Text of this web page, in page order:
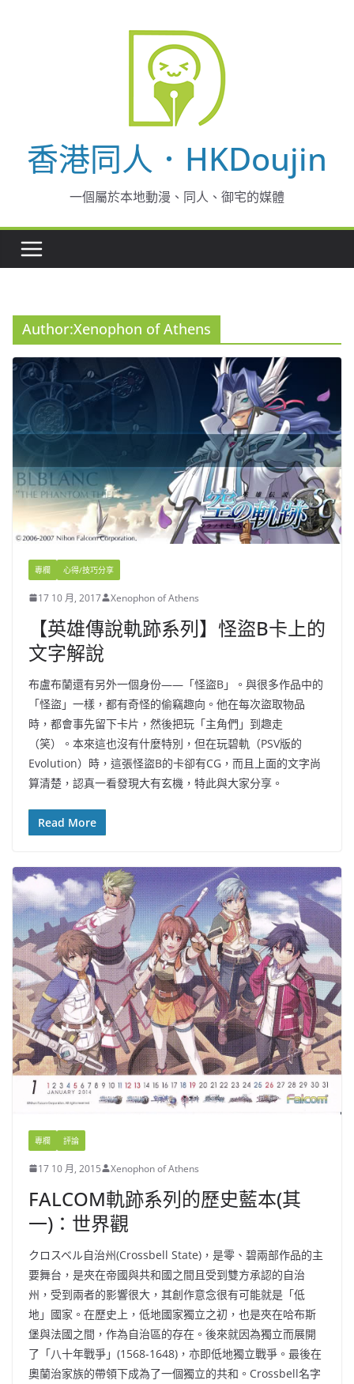
香港同人．HKDoujin
一個屬於本地動漫、同人、御宅的媒體
Author:Xenophon of Athens
專欄 心得/技巧分享
17 10 月, 2017 Xenophon of Athens
【英雄傳說軌跡系列】怪盜B卡上的
文字解說
布盧布蘭還有另外一個身份——「怪盜B」。與很多作品中的
「怪盜」一樣，都有奇怪的偷竊趣向。他在每次盜取物品
時，都會事先留下卡片，然後把玩「主角們」到趣走
（笑）。本來這也沒有什麼特別，但在玩碧軌（PSV版的
Evolution）時，這張怪盜B的卡卻有CG，而且上面的文字尚
算清楚，認真一看發現大有玄機，特此與大家分享。
Read More
專欄 評論
17 10 月, 2015 Xenophon of Athens
FALCOM軌跡系列的歷史藍本(其
一)：世界觀
クロスベル自治州(Crossbell State)，是零、碧兩部作品的主
要舞台，是夾在帝國與共和國之間且受到雙方承認的自治
州，受到兩者的影響很大，其創作意念很有可能就是「低
地」國家。在歷史上，低地國家獨立之初，也是夾在哈布斯
堡與法國之間，作為自治區的存在。後來就因為獨立而展開
了「八十年戰爭」(1568-1648)，亦即低地獨立戰爭。最後在
奧蘭治家族的帶領下成為了一個獨立的共和。Crossbell名字